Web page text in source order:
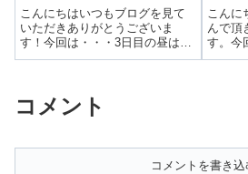
要なものを解説！
こんにちはいつもブログを見て
いただきありがとうございま
す！今回は・・・3日目の昼はダ
ンスパーティーで大盛り上が
を紹介しました。▶ お土産はど
うする？ディズニークルーズ限
ナハ
ーク
ョン
ト！
こんに
んで頂
す。今
リアの
コメント
コメントを書き込